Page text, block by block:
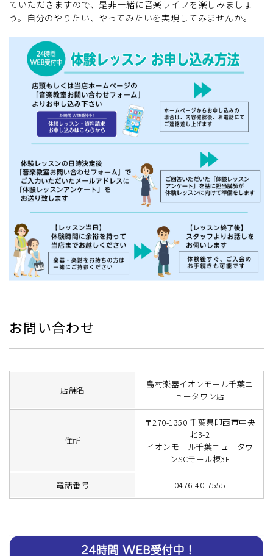
ていただきますので、是非一緒に音楽ライフを楽しみましょ
う。自分のやりたい、やってみたいを実現してみませんか。
お問い合わせ
店舗名
島村楽器イオンモール千葉ニ
ュータウン店
住所
〒270-1350 千葉県印西市中央
北3-2
イオンモール千葉ニュータウ
ンSCモール棟3F
電話番号 0476-40-7555